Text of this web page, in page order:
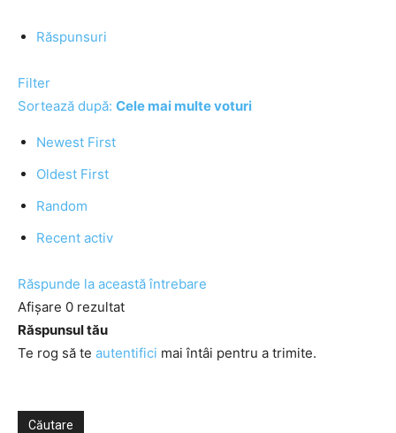
Răspunsuri
Filter
Sortează după: Cele mai multe voturi
Newest First
Oldest First
Random
Recent activ
Răspunde la această întrebare
Afișare 0 rezultat
Răspunsul tău
Te rog să te autentifici mai întâi pentru a trimite.
Căutare